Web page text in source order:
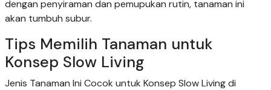
dengan penyiraman dan pemupukan rutin, tanaman ini
akan tumbuh subur.
Tips Memilih Tanaman untuk
Konsep Slow Living
Jenis Tanaman Ini Cocok untuk Konsep Slow Living di